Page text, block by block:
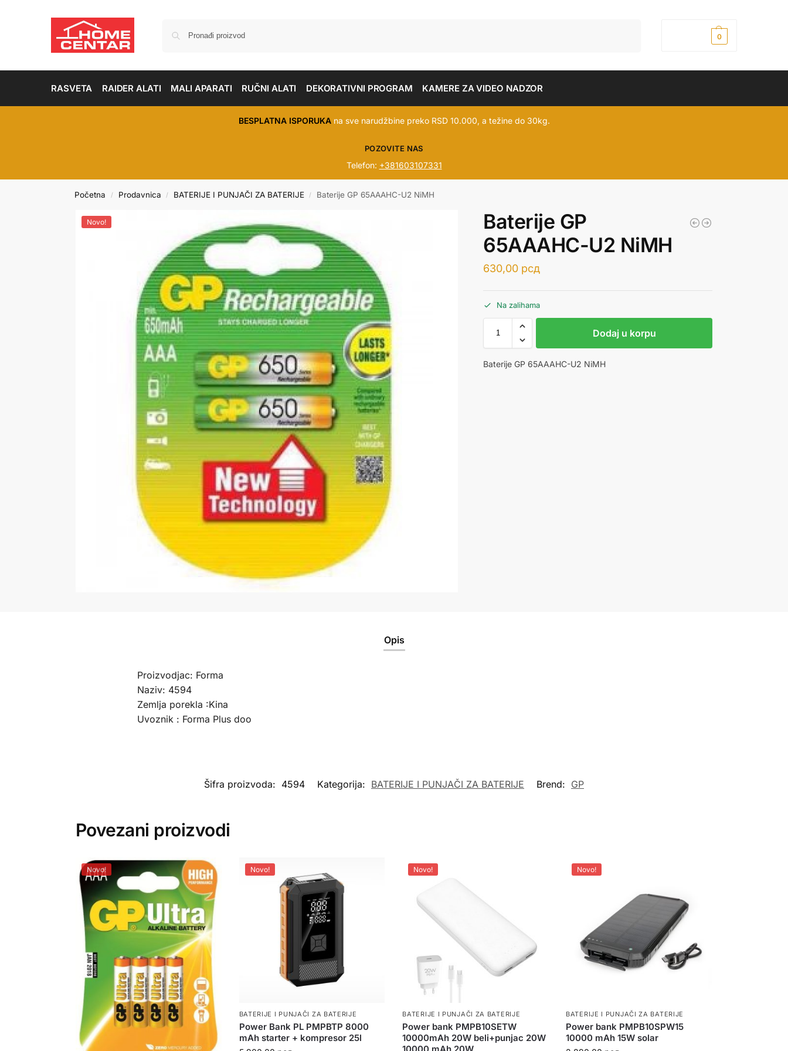
0
RASVETA RAIDER ALATI MALI APARATI RUČNI ALATI DEKORATIVNI PROGRAM KAMERE ZA VIDEO NADZOR
BESPLATNA ISPORUKAna sve narudžbine preko RSD 10.000, a težine do 30kg.
POZOVITE NAS
Telefon: +381603107331
Početna / Prodavnica / BATERIJE I PUNJAČI ZA BATERIJE / Baterije GP 65AAAHC-U2 NiMH
Novo!
Baterije GP
65AAAHC-U2 NiMH
630,00 рсд
Na zalihama
Dodaj u korpu
Baterije GP 65AAAHC-U2 NiMH
Opis
Proizvodjac: Forma
Naziv: 4594
Zemlja porekla :Kina
Uvoznik : Forma Plus doo
Šifra proizvoda: 4594 Kategorija: BATERIJE I PUNJAČI ZA BATERIJE Brend: GP
Povezani proizvodi
Novo! Novo!
BATERIJE I PUNJAČI ZA BATERIJE
Power Bank PL PMPBTP 8000
mAh starter + kompresor 25l
Novo!
BATERIJE I PUNJAČI ZA BATERIJE
Power bank PMPB10SETW
10000mAh 20W beli+punjac 20W
Novo!
BATERIJE I PUNJAČI ZA BATERIJE
Power bank PMPB10SPW15
10000 mAh 15W solar